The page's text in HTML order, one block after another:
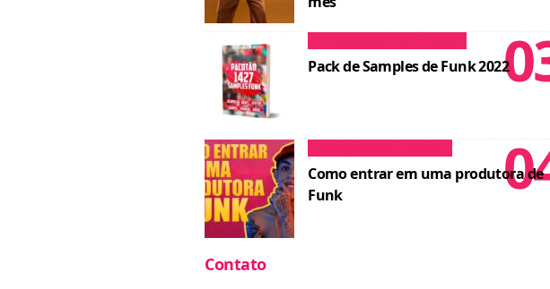
Pack de Samples de Funk 2022
Como entrar em uma produtora de
Funk
Contato